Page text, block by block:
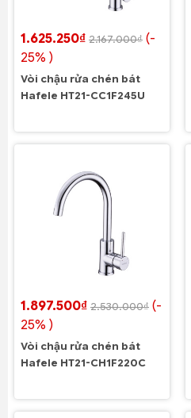
1.625.250₫ 2.167.000₫ (-
25% )
Vòi chậu rửa chén bát
Hafele HT21-CC1F245U
1.897.500₫ 2.530.000₫ (-
25% )
Vòi chậu rửa chén bát
Hafele HT21-CH1F220C